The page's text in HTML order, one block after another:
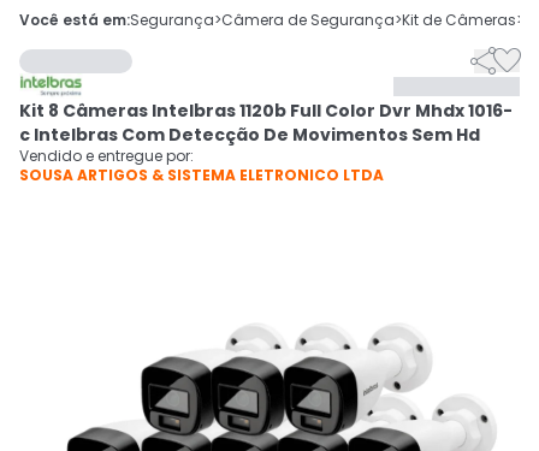
 Olá. Acesse sua conta
 Departamentos
Cupons
Mais Vendidos
CADASTRE-SE
Você está em:Segurança>Câmera de Segurança>Kit de Câmeras>

Kit 8 Câmeras Intelbras 1120b Full Color Dvr Mhdx 1016-
c Intelbras Com Detecção De Movimentos Sem Hd
Vendido e entregue por:
SOUSA ARTIGOS & SISTEMA ELETRONICO LTDA